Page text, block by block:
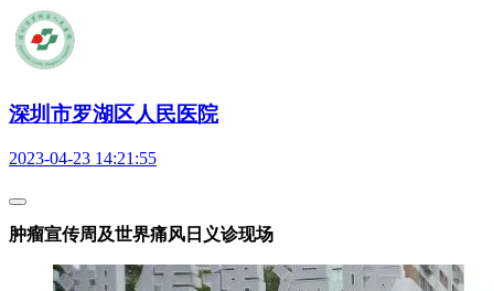
深圳市罗湖区人民医院
2023-04-23 14:21:55
肿瘤宣传周及世界痛风日义诊现场